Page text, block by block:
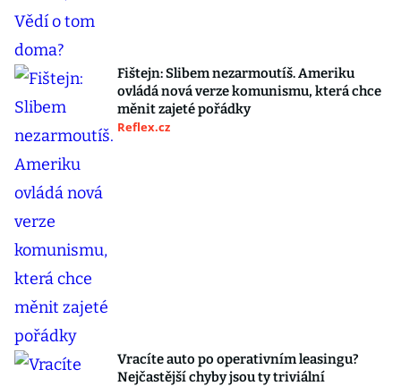
Fištejn: Slibem nezarmoutíš. Ameriku
ovládá nová verze komunismu, která chce
měnit zajeté pořádky
Reflex.cz
Vracíte auto po operativním leasingu?
Nejčastější chyby jsou ty triviální